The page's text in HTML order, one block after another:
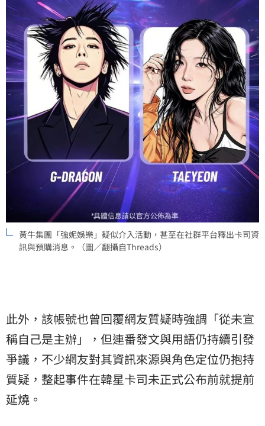
黃牛集團「強妮娛樂」疑似介入活動，甚至在社群平台釋出卡司資
訊與預購消息。（圖／翻攝自Threads）
此外，該帳號也曾回覆網友質疑時強調「從未宣
稱自己是主辦」，但連番發文與用語仍持續引發
爭議，不少網友對其資訊來源與角色定位仍抱持
質疑，整起事件在韓星卡司未正式公布前就提前
延燒。